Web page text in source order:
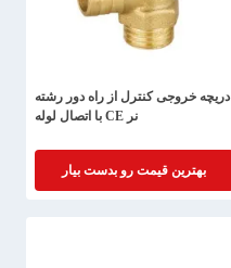
دریچه خروجی کنترل از راه دور رشته
نر CE با اتصال لوله
بهترین قیمت رو بدست بیار